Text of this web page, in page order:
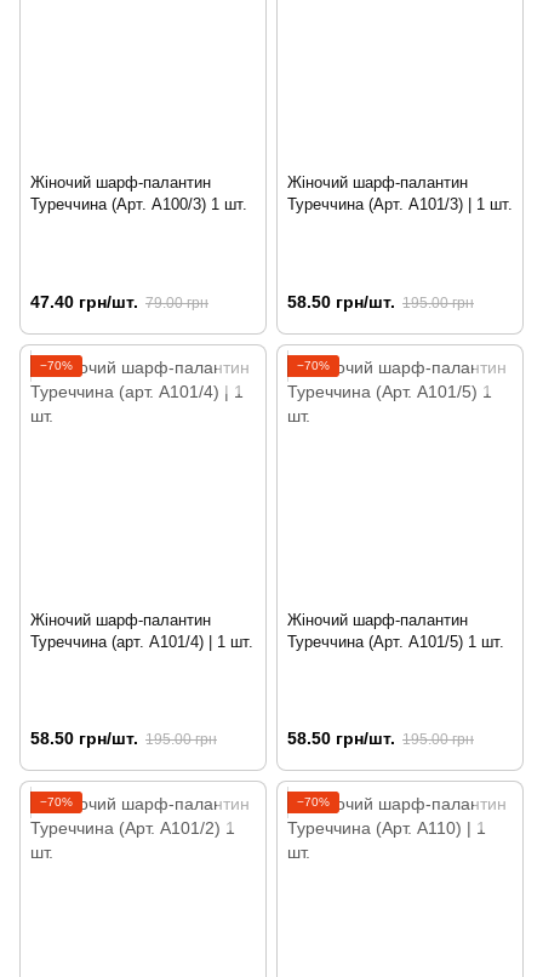
Жіночий шарф-палантин
Туреччина (Арт. A100/3) 1 шт.
47.40 грн/шт. 79.00 грн
Жіночий шарф-палантин
Туреччина (Арт. A101/3) | 1 шт.
58.50 грн/шт. 195.00 грн
−70%
Жіночий шарф-палантин
Туреччина (арт. A101/4) | 1 шт.
58.50 грн/шт. 195.00 грн
−70%
Жіночий шарф-палантин
Туреччина (Арт. A101/5) 1 шт.
58.50 грн/шт. 195.00 грн
−70% −70%